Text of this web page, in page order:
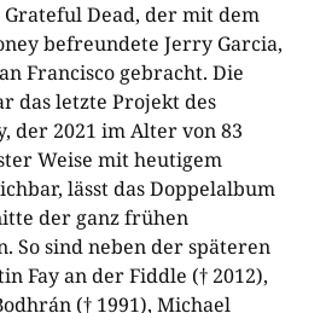
Dead, der mit dem
befreundete Jerry Garcia,
Francisco gebracht. Die
das letzte Projekt des
der 2021 im Alter von 83
Weise mit heutigem
lässt das Doppelalbum
der ganz frühen
So sind neben der späteren
Fay an der Fiddle († 2012),
(† 1991), Michael